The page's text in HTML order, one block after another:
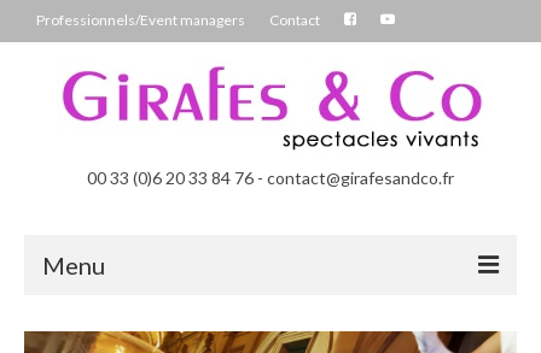
Professionnels/Event managers Contact
00 33 (0)6 20 33 84 76 - contact@girafesandco.fr
Menu